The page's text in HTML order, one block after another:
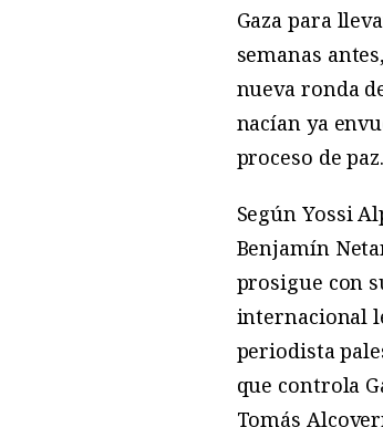
Gaza para
semanas
nueva ronda
nacían ya
proceso de paz.
Según Yossi
Benjamín
prosigue con
internacional
periodista
que controla
Tomás